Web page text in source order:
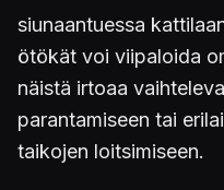
siunaantuessa
ötökät voi viipaloida
näistä irtoaa
parantamiseen tai
taikojen loitsimiseen.